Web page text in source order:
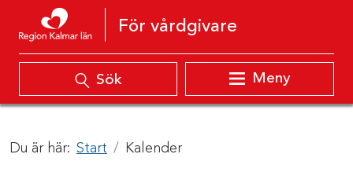
Hoppa till innehåll
För vårdgivare
Sök Meny
Du är här: Start Kalender